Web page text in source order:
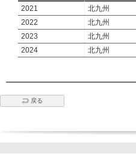
2021
北九州
2022
北九州
2023
北九州
2024
北九州
戻る